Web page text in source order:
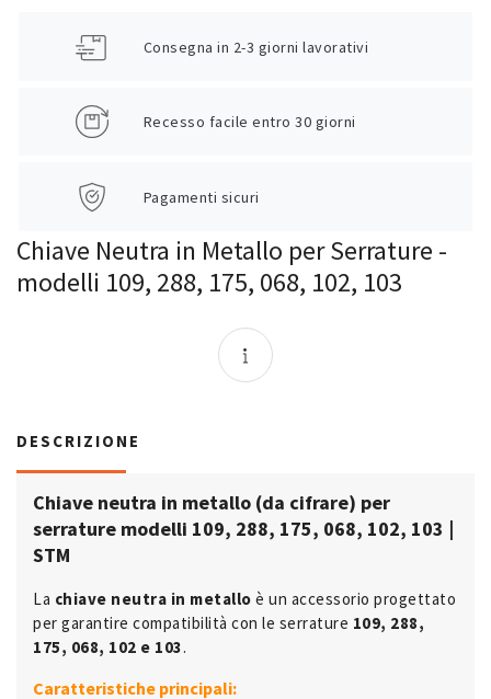
Consegna in 2-3 giorni lavorativi
Recesso facile entro 30 giorni
Pagamenti sicuri
Chiave Neutra in Metallo per Serrature -
modelli 109, 288, 175, 068, 102, 103
DESCRIZIONE
Chiave neutra in metallo (da cifrare) per
serrature modelli 109, 288, 175, 068, 102, 103 |
STM
La chiave neutra in metallo è un accessorio progettato
per garantire compatibilità con le serrature 109, 288,
175, 068, 102 e 103.
Caratteristiche principali: